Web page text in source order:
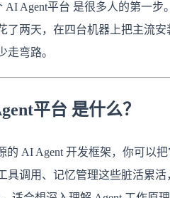
AI Agent平台 是很多人的第一
了两天，在四台机器上把主流
走弯路。
平台 是什么？
的 AI Agent 开发框架，你可
具调用、记忆管理这些脏活累